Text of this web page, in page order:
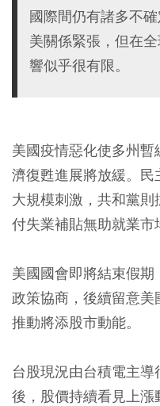
國際間仍有諸多不
美關係緊張，但在
響似乎很有限。
美國疫情惡化使多州
濟復甦進展將放緩。
大規模刺激，共和黨
付失業補貼無助就業市
美國國會即將結束假
政策協商，後續留意
推動將添股市動能。
台股現況由台積電主
後，股價持續看見上